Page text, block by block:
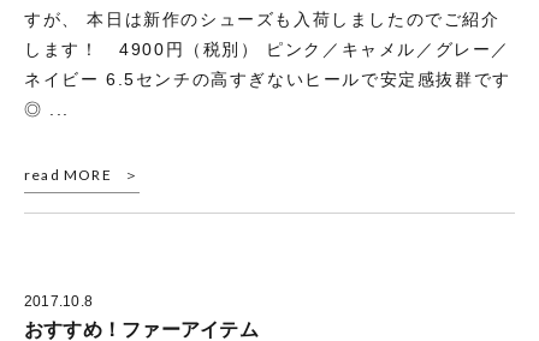
すが、 本日は新作のシューズも入荷しましたのでご紹介
します！ 4900円（税別） ピンク／キャメル／グレー／
ネイビー 6.5センチの高すぎないヒールで安定感抜群です
◎ ...
read MORE
2017.10.8
おすすめ！ファーアイテム